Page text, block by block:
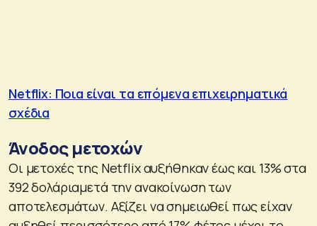
Netflix: Ποια είναι τα επόμενα επιχειρηματικά
σχέδια
Άνοδος μετοχών
Οι μετοχές της Netflix αυξήθηκαν έως και 13% στα
392 δολάριαμετά την ανακοίνωση των
αποτελεσμάτων. Αξίζει να σημειωθεί πως είχαν